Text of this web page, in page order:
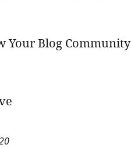
Your Blog Community